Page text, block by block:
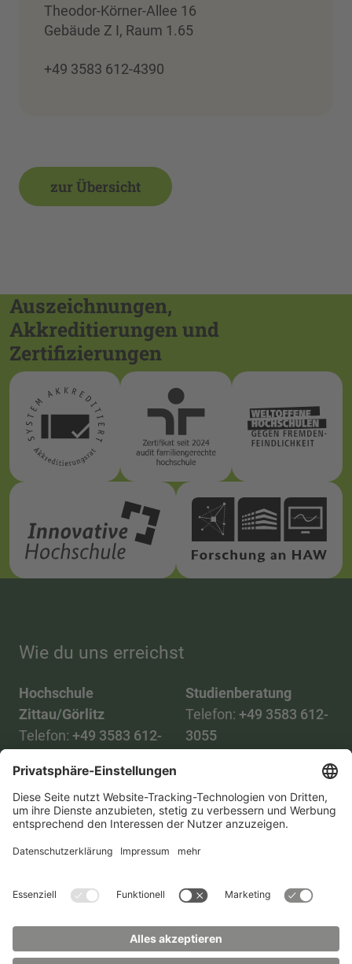
Theodor-Körner-Allee 16
Gebäude Z I, Raum 1.65
+49 3583 612-4390
zur Übersicht
Auszeichnungen,
Akkreditierungen und
Zertifizierungen
Wie du uns erreichst
Hochschule
Zittau/Görlitz
Telefon: +49 3583 612-
Mail:info(at)hszg.de
Studienberatung
Telefon: +49 3583 612-
3055
Mail:
stud.info(at)hszg.de
TransparenzgesetzKontakt Lageplan